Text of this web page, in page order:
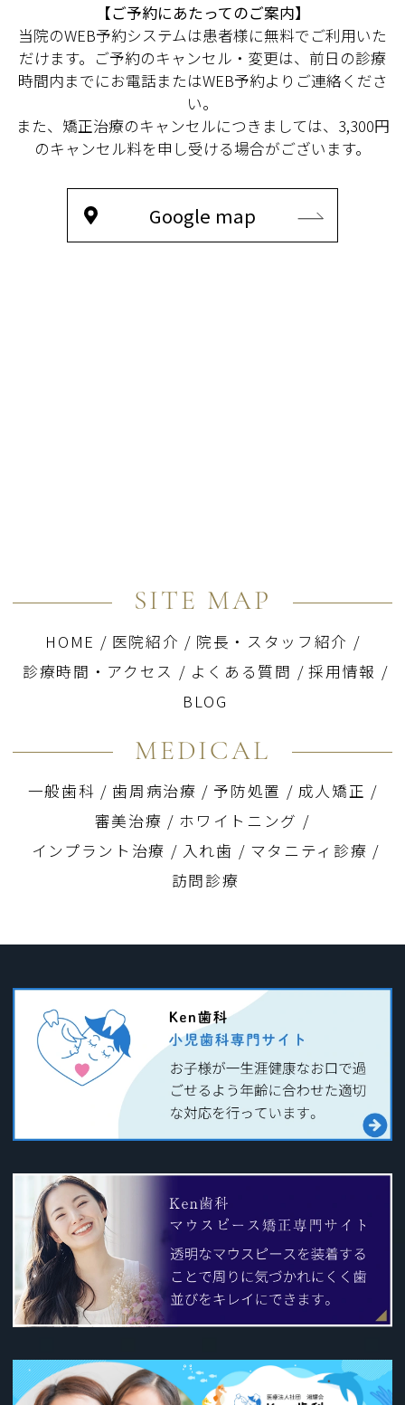
【ご予約にあたってのご案内】
当院のWEB予約システムは患者様に無料でご利用いた
だけます。ご予約のキャンセル・変更は、前日の診療
時間内までにお電話またはWEB予約よりご連絡くださ
い。
また、矯正治療のキャンセルにつきましては、3,300円
のキャンセル料を申し受ける場合がございます。
Google map
SITE MAP
HOME / 医院紹介 / 院長・スタッフ紹介 /
診療時間・アクセス / よくある質問 / 採用情報 /
BLOG
MEDICAL
一般歯科 / 歯周病治療 / 予防処置 / 成人矯正 /
審美治療 / ホワイトニング /
インプラント治療 / 入れ歯 / マタニティ診療 /
訪問診療